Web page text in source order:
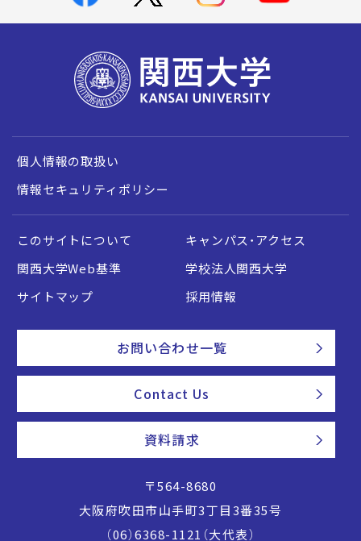
個人情報の取扱い
情報セキュリティポリシー
このサイトについて
キャンパス・アクセス
関西大学Web基準
学校法人関西大学
サイトマップ
採用情報
お問い合わせ一覧
Contact Us
資料請求
〒564-8680
大阪府吹田市山手町3丁目3番35号
（06）6368-1121（大代表）